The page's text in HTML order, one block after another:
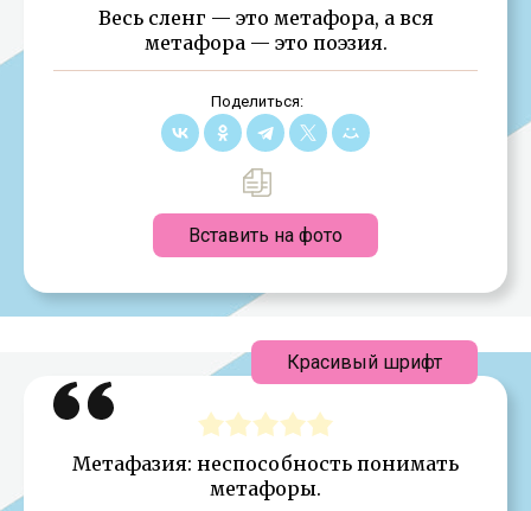
Весь сленг — это метафора, а вся
метафора — это поэзия.
Поделиться:
Вставить на фото
Метафазия: неспособность понимать
метафоры.
Красивый шрифт